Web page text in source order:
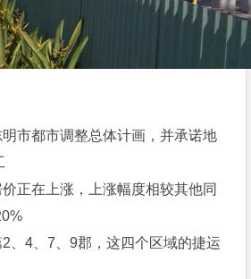
市都市调整总体计画，并承诺地
正在上涨，上涨幅度相较其他同
、4、7、9郡，这四个区域的捷运